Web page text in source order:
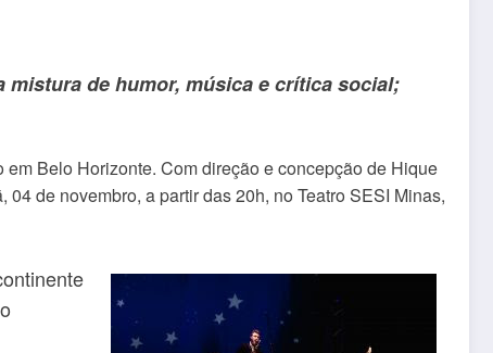
mistura de humor, música e crítica social;
em Belo Horizonte. Com direção e concepção de Hique
de novembro, a partir das 20h, no Teatro SESI Minas,